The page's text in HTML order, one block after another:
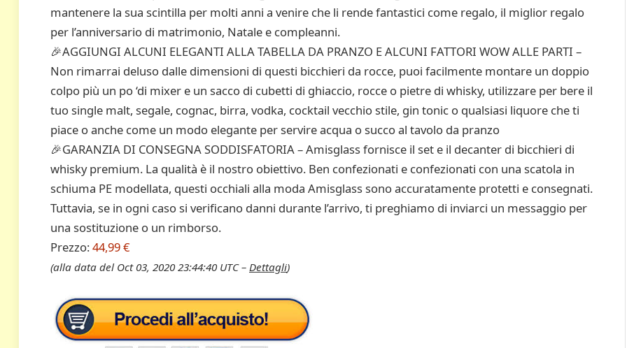
mantenere la sua scintilla per molti anni a venire che li rende fantastici come regalo, il miglior regalo
per l’anniversario di matrimonio, Natale e compleanni.
🎉AGGIUNGI ALCUNI ELEGANTI ALLA TABELLA DA PRANZO E ALCUNI FATTORI WOW ALLE PARTI –
Non rimarrai deluso dalle dimensioni di questi bicchieri da rocce, puoi facilmente montare un doppio
colpo più un po ‘di mixer e un sacco di cubetti di ghiaccio, rocce o pietre di whisky, utilizzare per bere il
tuo single malt, segale, cognac, birra, vodka, cocktail vecchio stile, gin tonic o qualsiasi liquore che ti
piace o anche come un modo elegante per servire acqua o succo al tavolo da pranzo
🎉GARANZIA DI CONSEGNA SODDISFATORIA – Amisglass fornisce il set e il decanter di bicchieri di
whisky premium. La qualità è il nostro obiettivo. Ben confezionati e confezionati con una scatola in
schiuma PE modellata, questi occhiali alla moda Amisglass sono accuratamente protetti e consegnati.
Tuttavia, se in ogni caso si verificano danni durante l’arrivo, ti preghiamo di inviarci un messaggio per
una sostituzione o un rimborso.
Prezzo:44,99 €
(alla data del Oct 03, 2020 23:44:40 UTC – Dettagli)